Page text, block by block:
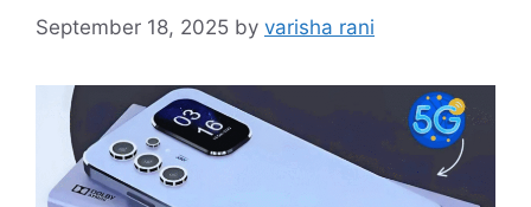
September 18, 2025 by varisha rani